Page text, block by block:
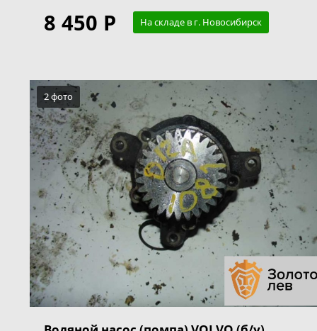
8 450 Р На складе в г. Новосибирск
2 фото